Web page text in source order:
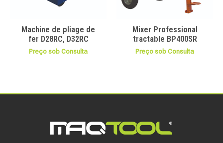
Machine de pliage de
fer D28RC, D32RC
Preço sob Consulta
Mixer Professional
tractable BP400SR
Preço sob Consulta